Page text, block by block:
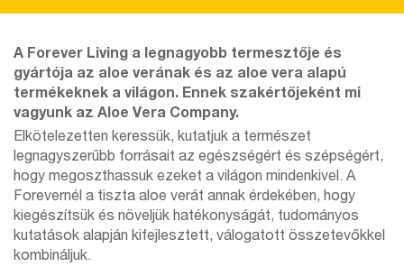
A Forever Living a legnagyobb termesztője és
gyártója az aloe verának és az aloe vera alapú
termékeknek a világon. Ennek szakértőjeként mi
vagyunk az Aloe Vera Company.
Elkötelezetten keressük, kutatjuk a természet
legnagyszerűbb forrásait az egészségért és szépségért,
hogy megoszthassuk ezeket a világon mindenkivel. A
Forevernél a tiszta aloe verát annak érdekében, hogy
kiegészítsük és növeljük hatékonyságát, tudományos
kutatások alapján kifejlesztett, válogatott összetevőkkel
kombináljuk.